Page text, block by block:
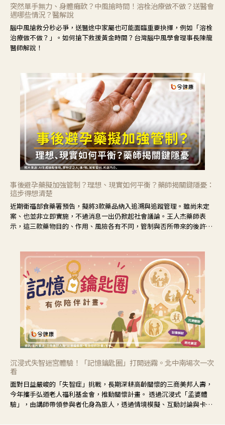
突然單手無力、身體癱軟？中風搶時間！溶栓治療做不做？送醫會
遇哪些情況？醫解說
腦中風搶救分秒必爭，送醫途中家屬也可能面臨重要抉擇，例如「溶栓
治療做不做？」。如何搶下救援黃金時間？台灣腦中風學會理事長陳龍
醫師解說！
事後避孕藥擬加強管制？理想、現實如何平衡？藥師揭關鍵隱憂：
這步得想清楚
近期衛福部食藥署預告，擬將3款藥品納入追溯與追蹤管理。雖尚未定
案、也並非立即實施，不過消息一出仍掀起社會議論。王人杰藥師表
示，這三款藥物目的、作用、風險各有不同，管制與否所帶來的後許影
沉浸式失智迷宮體驗！「記憶鑰匙圈」打開迷霧。北中南場次一次
看
面對日益嚴峻的「失智症」挑戰，長期深耕高齡關懷的三商美邦人壽，
今年攜手弘道老人福利基金會，推動關懷計畫。 透過沉浸式「孟婆體
驗」，由講師帶領參與者化身為旅人，透過情境模擬、互動討論與卡牌